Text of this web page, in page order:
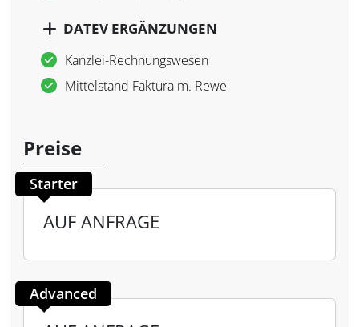
DATEV ERGÄNZUNGEN
Kanzlei-Rechnungswesen
Mittelstand Faktura m. Rewe
Preise
Starter
AUF ANFRAGE
Advanced